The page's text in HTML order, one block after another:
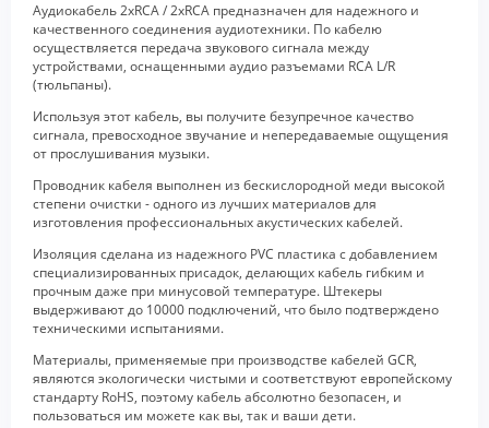
Аудиокабель 2хRCA / 2хRCA предназначен для надежного и
качественного соединения аудиотехники. По кабелю
осуществляется передача звукового сигнала между
устройствами, оснащенными аудио разъемами RCA L/R
(тюльпаны).
Используя этот кабель, вы получите безупречное качество
сигнала, превосходное звучание и непередаваемые ощущения
от прослушивания музыки.
Проводник кабеля выполнен из бескислородной меди высокой
степени очистки - одного из лучших материалов для
изготовления профессиональных акустических кабелей.
Изоляция сделана из надежного PVC пластика с добавлением
специализированных присадок, делающих кабель гибким и
прочным даже при минусовой температуре. Штекеры
выдерживают до 10000 подключений, что было подтверждено
техническими испытаниями.
Материалы, применяемые при производстве кабелей GCR,
являются экологически чистыми и соответствуют европейскому
стандарту RoHS, поэтому кабель абсолютно безопасен, и
пользоваться им можете как вы, так и ваши дети.